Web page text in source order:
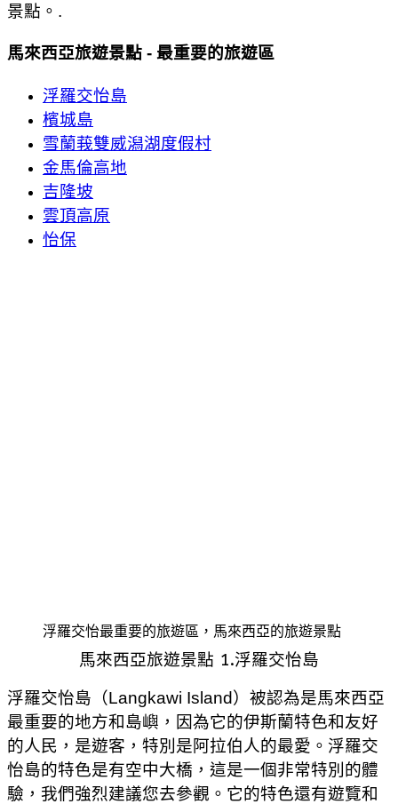
景點。.
馬來西亞旅遊景點 - 最重要的旅遊區
浮羅交怡島
檳城島
雪蘭莪雙威潟湖度假村
金馬倫高地
吉隆坡
雲頂高原
怡保
浮羅交怡最重要的旅遊區，馬來西亞的旅遊景點
馬來西亞旅遊景點 1.浮羅交怡島
浮羅交怡島（Langkawi Island）被認為是馬來西亞
最重要的地方和島嶼，因為它的伊斯蘭特色和友好
的人民，是遊客，特別是阿拉伯人的最愛。浮羅交
怡島的特色是有空中大橋，這是一個非常特別的體
驗，我們強烈建議您去參觀。它的特色還有遊覽和